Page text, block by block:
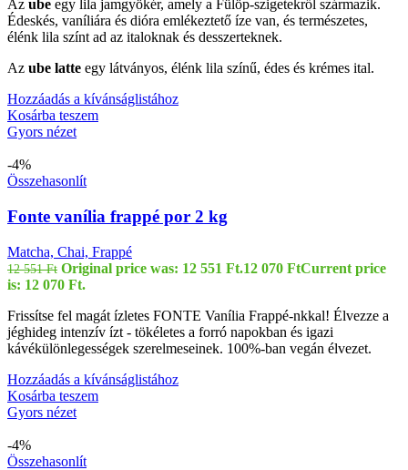
Az ube egy lila jamgyökér, amely a Fülöp-szigetekről származik.
Édeskés, vaníliára és dióra emlékeztető íze van, és természetes,
élénk lila színt ad az italoknak és desszerteknek.
Az ube latte egy látványos, élénk lila színű, édes és krémes ital.
Hozzáadás a kívánságlistához
Kosárba teszem
Gyors nézet
-4%
Összehasonlít
Fonte vanília frappé por 2 kg
Matcha, Chai, Frappé
12 551Ft Original price was: 12 551 Ft.12 070 FtCurrent price
is: 12 070 Ft.
Frissítse fel magát ízletes FONTE Vanília Frappé-nkkal! Élvezze a
jéghideg intenzív ízt - tökéletes a forró napokban és igazi
kávékülönlegességek szerelmeseinek. 100%-ban vegán élvezet.
Hozzáadás a kívánságlistához
Kosárba teszem
Gyors nézet
-4%
Összehasonlít